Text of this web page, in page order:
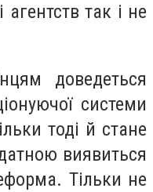
так і не
доведеться
системи
тоді й стане
виявиться
Тільки не